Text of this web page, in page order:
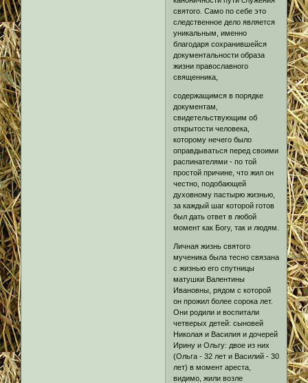
святого. Само по себе это
следственное дело является
уникальным, именно
благодаря сохранившейся
документальности образа
жизни православного
священника,
содержащимся в порядке
документам,
свидетельствующим об
открытости человека,
которому нечего было
оправдываться перед своими
распинателями - по той
простой причине, что жил он
честно, подобающей
духовному пастырю жизнью,
за каждый шаг которой готов
был дать ответ в любой
момент как Богу, так и людям.
Личная жизнь святого
мученика была тесно связана
с жизнью его спутницы
матушки Валентины
Ивановны, рядом с которой
он прожил более сорока лет.
Они родили и воспитали
четверых детей: сыновей
Николая и Василия и дочерей
Ирину и Ольгу: двое из них
(Ольга - 32 лет и Василий - 30
лет) в момент ареста,
видимо, жили возле